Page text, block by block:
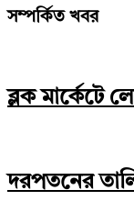
Copy
সম্পর্কিত খবর
ব্লক মার্কেটে
দরপতনের